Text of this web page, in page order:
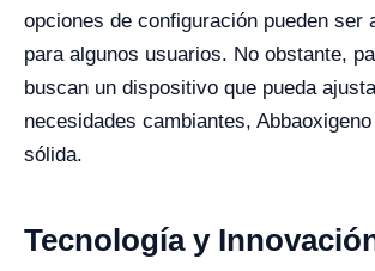
opciones de configuración pueden ser
para algunos usuarios. No obstante,
buscan un dispositivo que pueda
necesidades cambiantes,
sólida.
Tecnología y